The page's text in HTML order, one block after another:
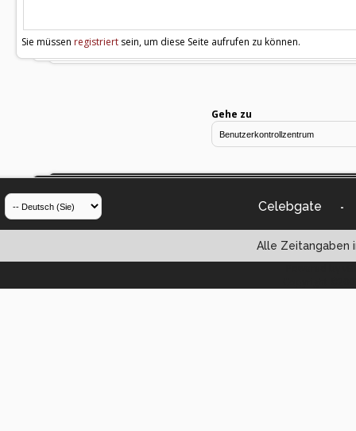
Sie müssen registriert sein, um diese Seite aufrufen zu können.
Gehe zu
Celebgate -
Alle Zeitangaben